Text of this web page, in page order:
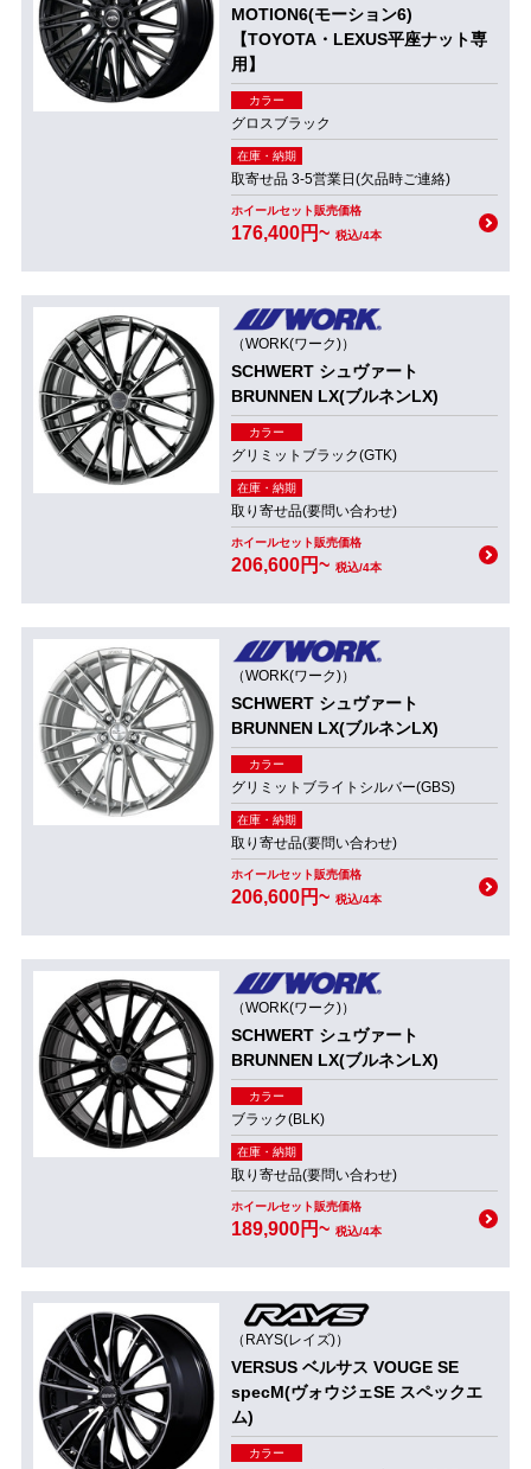
MOTION6(モーション6)
【TOYOTA・LEXUS平座ナット専
用】
カラー
グロスブラック
在庫・納期
取寄せ品 3-5営業日(欠品時ご連絡)
ホイールセット販売価格
176,400円~ 税込/4本
（WORK(ワーク)）
SCHWERT シュヴァート
BRUNNEN LX(ブルネンLX)
カラー
グリミットブラック(GTK)
在庫・納期
取り寄せ品(要問い合わせ)
ホイールセット販売価格
206,600円~ 税込/4本
（WORK(ワーク)）
SCHWERT シュヴァート
BRUNNEN LX(ブルネンLX)
カラー
グリミットブライトシルバー(GBS)
在庫・納期
取り寄せ品(要問い合わせ)
ホイールセット販売価格
206,600円~ 税込/4本
（WORK(ワーク)）
SCHWERT シュヴァート
BRUNNEN LX(ブルネンLX)
カラー
ブラック(BLK)
在庫・納期
取り寄せ品(要問い合わせ)
ホイールセット販売価格
189,900円~ 税込/4本
（RAYS(レイズ)）
VERSUS ベルサス VOUGE SE
specM(ヴォウジェSE スペックエ
ム)
カラー